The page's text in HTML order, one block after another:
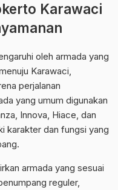
Karawaci
oleh armada yang
Karawaci,
perjalanan
yang umum digunakan
Innova, Hiace, dan
karakter dan fungsi yang
armada yang sesuai
reguler,